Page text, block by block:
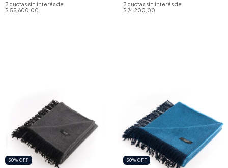
3 cuotas sin interés de
$ 55.600,00
3 cuotas sin interés de
$ 74.200,00
30% OFF 30% OFF